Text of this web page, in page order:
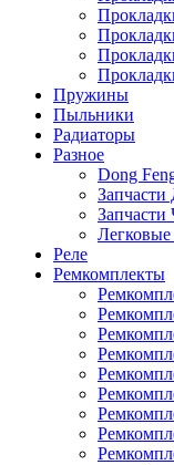
Пружины
Пыльники
Радиаторы
Разное
Dong
Запчасти
Легковые
Реле
Ремкомплекты